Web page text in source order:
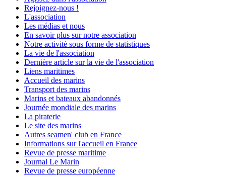
Rejoignez-nous !
L'association
Les médias et nous
En savoir plus sur notre association
Notre activité sous forme de statistiques
La vie de l'association
Dernière article sur la vie de l'association
Liens maritimes
Accueil des marins
Transport des marins
Marins et bateaux abandonnés
Journée mondiale des marins
La piraterie
Le site des marins
Autres seamen' club en France
Informations sur l'accueil en France
Revue de presse maritime
Journal Le Marin
Revue de presse européenne